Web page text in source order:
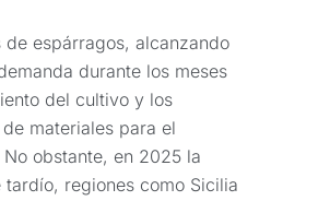
espárragos, alcanzando
durante los meses
del cultivo y los
materiales para el
obstante, en 2025 la
regiones como Sicilia